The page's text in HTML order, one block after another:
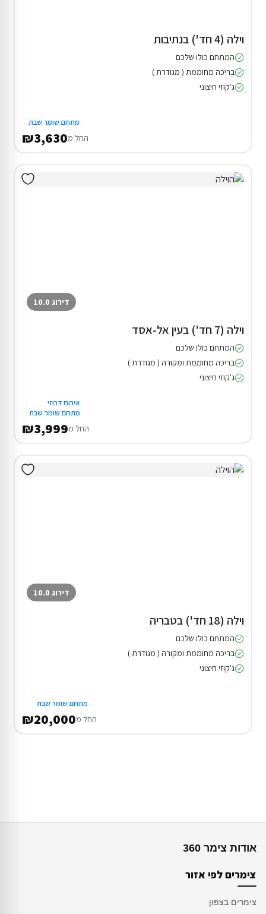
וילה (4 חד') בנתיבות
המתחם כולו שלכם
בריכה מחוממת ( מגודרת )
ג'קוזי חיצוני
מתחם שומר שבת
החל מ₪3,630
דירוג 10.0
וילה (7 חד') בעין אל-אסד
המתחם כולו שלכם
בריכה מחוממת ומקורה ( מגודרת )
ג'קוזי חיצוני
אירוח דרוזי
מתחם שומר שבת
החל מ₪3,999
דירוג 10.0
וילה (18 חד') בטבריה
המתחם כולו שלכם
בריכה מחוממת ומקורה ( מגודרת )
ג'קוזי חיצוני
מתחם שומר שבת
החל מ₪20,000
אודות צימר 360
צימרים לפי אזור
צימרים בצפון